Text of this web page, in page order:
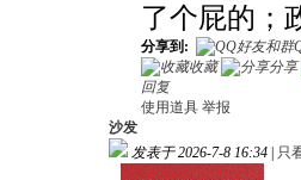
了个屁的；
分享到:
收藏
分享
回复
使用道具 举报
沙发
发表于 2026-7-8 16:34
只